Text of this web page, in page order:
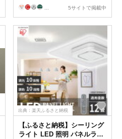
... 5サイトで掲載中
出典：楽天ふるさと納税
【ふるさと納税】シーリング
ライト LED 照明 パネルライ